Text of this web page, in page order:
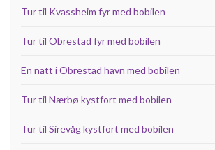
Tur til Kvassheim fyr med bobilen
Tur til Obrestad fyr med bobilen
En natt i Obrestad havn med bobilen
Tur til Nærbø kystfort med bobilen
Tur til Sirevåg kystfort med bobilen